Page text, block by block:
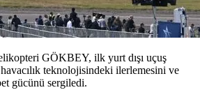
GÖKBEY, ilk yurt dışı uçuş
teknolojisindeki ilerlemesini ve
gücünü sergiledi.